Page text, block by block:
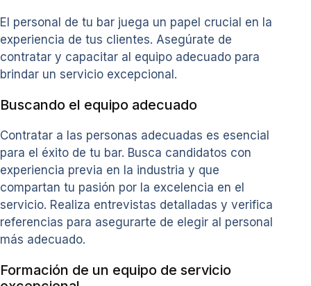
El personal de tu bar juega un papel crucial en la
experiencia de tus clientes. Asegúrate de
contratar y capacitar al equipo adecuado para
brindar un servicio excepcional.
Buscando el equipo adecuado
Contratar a las personas adecuadas es esencial
para el éxito de tu bar. Busca candidatos con
experiencia previa en la industria y que
compartan tu pasión por la excelencia en el
servicio. Realiza entrevistas detalladas y verifica
referencias para asegurarte de elegir al personal
más adecuado.
Formación de un equipo de servicio